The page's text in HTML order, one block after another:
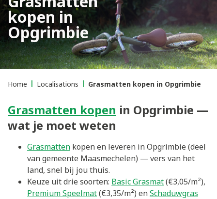
kopen in
Opgrimbie
Home Localisations Grasmatten kopen in Opgrimbie
Grasmatten kopen in Opgrimbie —
wat je moet weten
Grasmatten kopen en leveren in Opgrimbie (deel
van gemeente Maasmechelen) — vers van het
land, snel bij jou thuis.
Keuze uit drie soorten: Basic Grasmat(€3,05/m²),
Premium Speelmat(€3,35/m²) enSchaduwgras